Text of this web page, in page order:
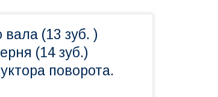
(13 зуб. )
(14 зуб.)
поворота.